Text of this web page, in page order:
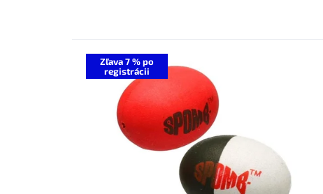
Zľava 7 % po
registrácii